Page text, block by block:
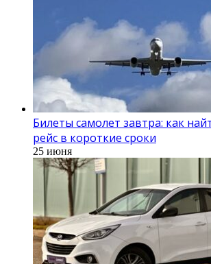
Билеты самолет завтра: как
рейс в короткие сроки
25 июня